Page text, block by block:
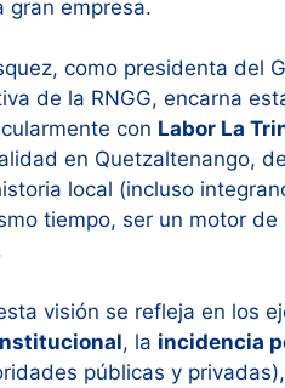
gran empresa.
como presidenta del
de la RNGG, encarna
con Labor La
en Quetzaltenango,
local (incluso
tiempo, ser un motor
visión se refleja en los
, la incidencia
públicas y